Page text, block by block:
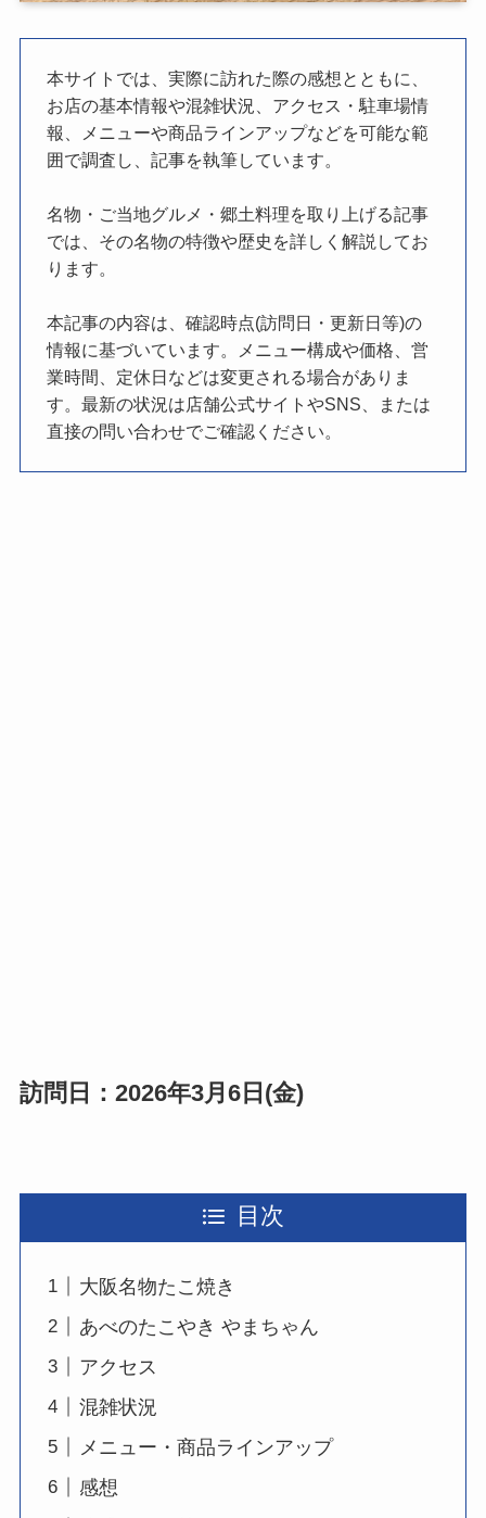
本サイトでは、実際に訪れた際の感想とともに、
お店の基本情報や混雑状況、アクセス・駐車場情
報、メニューや商品ラインアップなどを可能な範
囲で調査し、記事を執筆しています。
名物・ご当地グルメ・郷土料理を取り上げる記事
では、その名物の特徴や歴史を詳しく解説してお
ります。
本記事の内容は、確認時点(訪問日・更新日等)の
情報に基づいています。メニュー構成や価格、営
業時間、定休日などは変更される場合がありま
す。最新の状況は店舗公式サイトやSNS、または
直接の問い合わせでご確認ください。
訪問日：2026年3月6日(金)
目次
大阪名物たこ焼き
あべのたこやき やまちゃん
アクセス
混雑状況
メニュー・商品ラインアップ
感想